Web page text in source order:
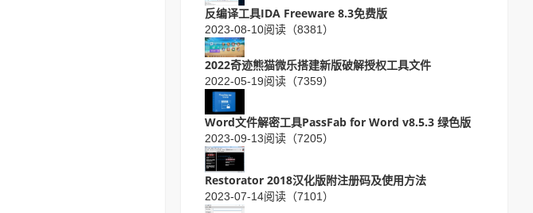
反编译工具IDA Freeware 8.3免费版
2023-08-10阅读（8381）
2022奇迹熊猫微乐搭建新版破解授权工具文件
2022-05-19阅读（7359）
Word文件解密工具PassFab for Word v8.5.3 绿色版
2023-09-13阅读（7205）
Restorator 2018汉化版附注册码及使用方法
2023-07-14阅读（7101）